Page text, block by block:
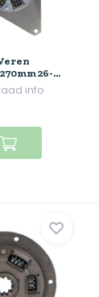
26-...
info